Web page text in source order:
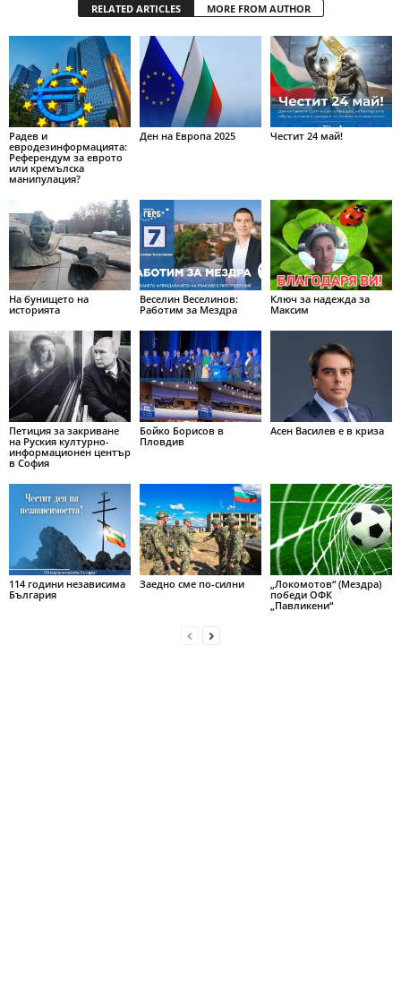
RELATED ARTICLES MORE FROM AUTHOR
Радев и
евродезинформацията:
Референдум за еврото
или кремълска
манипулация?
Ден на Европа 2025 Честит 24 май!
На бунището на
историята
Веселин Веселинов:
Работим за Мездра
Ключ за надежда за
Максим
Петиция за закриване
на Руския културно-
информационен център
в София
Бойко Борисов в
Пловдив
Асен Василев е в криза
114 години независима
България
Заедно сме по-силни
„Локомотов“ (Мездра)
победи ОФК
„Павликени“